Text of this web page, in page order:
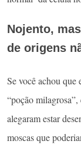
Nojento,
de origens
Se você achou que
“poção
alegaram estar
moscas que